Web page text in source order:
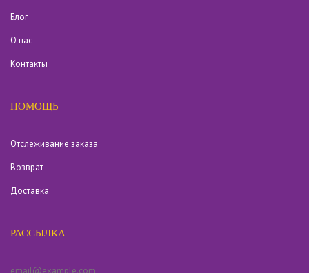
Блог
О нас
Контакты
ПОМОЩЬ
Отслеживание заказа
Возврат
Доставка
РАССЫЛКА